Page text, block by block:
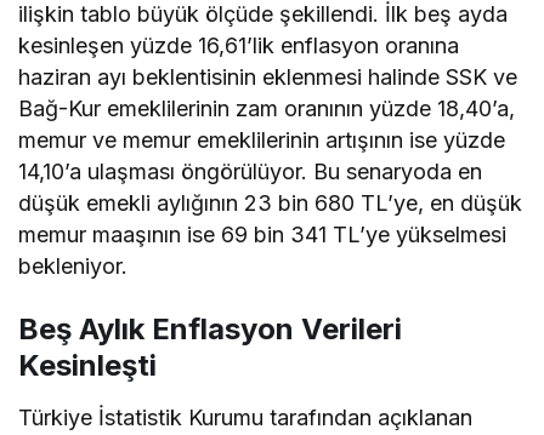
ilişkin tablo büyük ölçüde şekillendi. İlk beş ayda
kesinleşen yüzde 16,61’lik enflasyon oranına
haziran ayı beklentisinin eklenmesi halinde SSK ve
Bağ-Kur emeklilerinin zam oranının yüzde 18,40’a,
memur ve memur emeklilerinin artışının ise yüzde
14,10’a ulaşması öngörülüyor. Bu senaryoda en
düşük emekli aylığının 23 bin 680 TL’ye, en düşük
memur maaşının ise 69 bin 341 TL’ye yükselmesi
bekleniyor.
Beş Aylık Enflasyon Verileri
Kesinleşti
Türkiye İstatistik Kurumu tarafından açıklanan